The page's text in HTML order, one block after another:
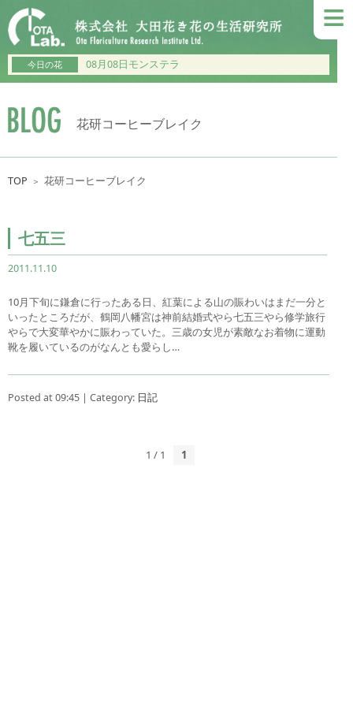
≡
今日の花 08月08日モンステラ
花研コーヒーブレイク
TOP ＞ 花研コーヒーブレイク
七五三
2011.11.10
10月下旬に鎌倉に行ったある日、紅葉による山の賑わいはまだ一分と
いったところだが、鶴岡八幡宮は神前結婚式やら七五三やら修学旅行
やらで大変華やかに賑わっていた。三歳の女児が素敵なお着物に運動
靴を履いているのがなんとも愛らし…
Posted at 09:45 | Category: 日記
1 / 1 1